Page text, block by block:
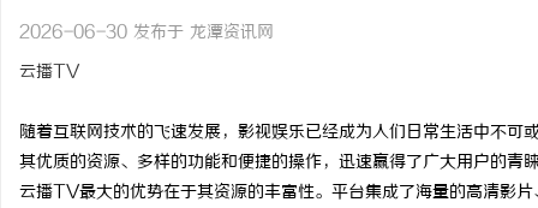
2026-06-30 发布于 龙潭资讯网
云播TV
随着互联网技术的飞速发展，影视娱乐已经成为人们日常生活中不
其优质的资源、多样的功能和便捷的操作，迅速赢得了广大用户的青
云播TV最大的优势在于其资源的丰富性。平台集成了海量的高清影